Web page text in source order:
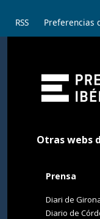
RSS Preferencias
Otras webs
Prensa
Diari de
Diario de